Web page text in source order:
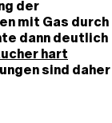
der
mit Gas durch
dann deutlich
hart
sind daher